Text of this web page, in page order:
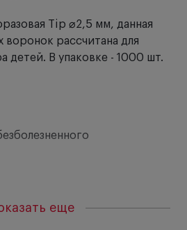
Tip ⌀2,5 мм, данная
рассчитана для
детей. В упаковке - 1000 шт.
краев и зазубрин.
еще